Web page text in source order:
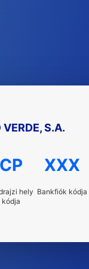
S.A.
CP
hely
kódja
XXX
Bankfiók kódja